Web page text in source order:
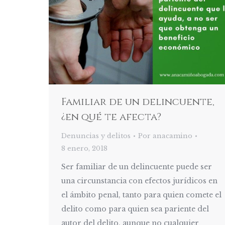
Familiar de un delincuente,
¿en qué te afecta?
Denuncias y delitos Por anacamino
8 enero, 2018
Ser familiar de un delincuente puede ser
una circunstancia con efectos jurídicos en
el ámbito penal, tanto para quien comete el
delito como para quien sea pariente del